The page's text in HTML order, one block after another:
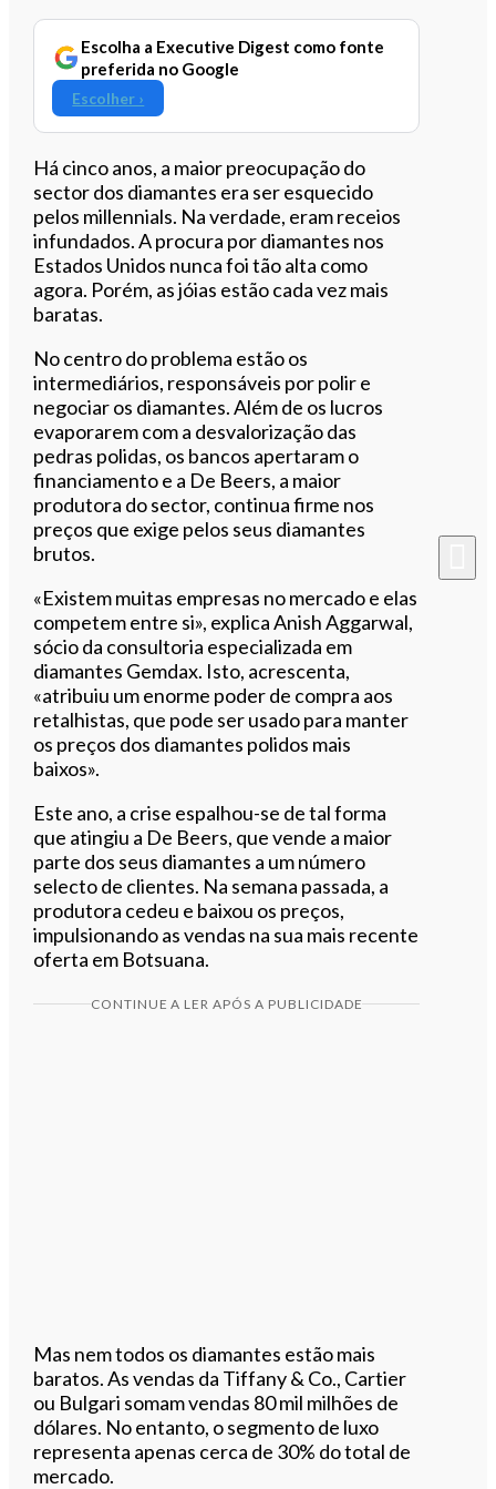
Escolha a Executive Digest como fonte
preferida no Google
Escolher ›
Há cinco anos, a maior preocupação do
sector dos diamantes era ser esquecido
pelos millennials. Na verdade, eram receios
infundados. A procura por diamantes nos
Estados Unidos nunca foi tão alta como
agora. Porém, as jóias estão cada vez mais
baratas.
No centro do problema estão os
intermediários, responsáveis por polir e
negociar os diamantes. Além de os lucros
evaporarem com a desvalorização das
pedras polidas, os bancos apertaram o
financiamento e a De Beers, a maior
produtora do sector, continua firme nos
preços que exige pelos seus diamantes
brutos.
«Existem muitas empresas no mercado e elas
competem entre si», explica Anish Aggarwal,
sócio da consultoria especializada em
diamantes Gemdax. Isto, acrescenta,
«atribuiu um enorme poder de compra aos
retalhistas, que pode ser usado para manter
os preços dos diamantes polidos mais
baixos».
Este ano, a crise espalhou-se de tal forma
que atingiu a De Beers, que vende a maior
parte dos seus diamantes a um número
selecto de clientes. Na semana passada, a
produtora cedeu e baixou os preços,
impulsionando as vendas na sua mais recente
oferta em Botsuana.
CONTINUE A LER APÓS A PUBLICIDADE
Mas nem todos os diamantes estão mais
baratos. As vendas da Tiffany & Co., Cartier
ou Bulgari somam vendas 80 mil milhões de
dólares. No entanto, o segmento de luxo
representa apenas cerca de 30% do total de
mercado.